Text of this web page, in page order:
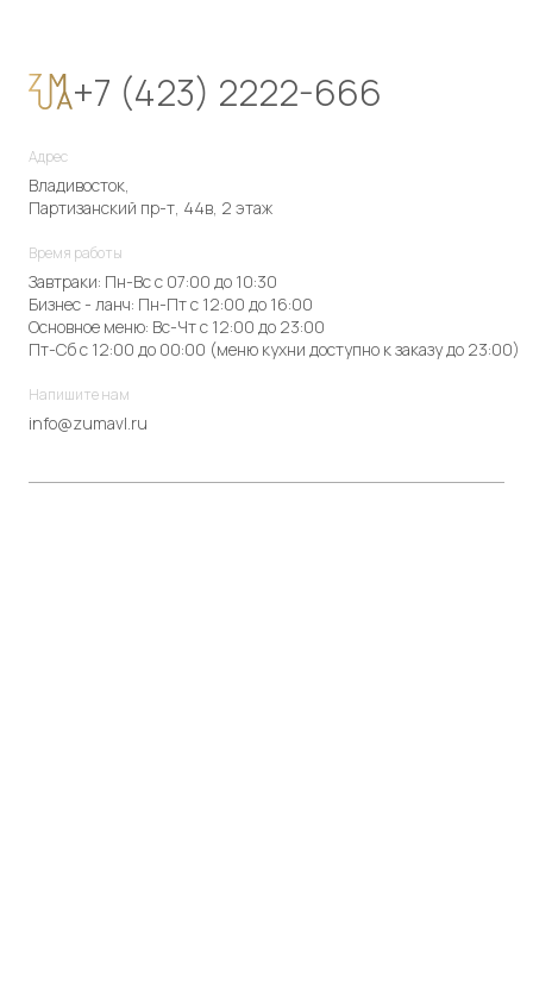
+7 (423) 2222-666
Адрес
Владивосток,
Партизанский пр-т, 44в, 2 этаж
Время работы
Завтраки: Пн-Вс с 07:00 до 10:30
Бизнес - ланч: Пн-Пт с 12:00 до 16:00
Основное меню: Вс-Чт с 12:00 до 23:00
Пт-Сб с 12:00 до 00:00 (меню кухни доступно к заказу до 23:00)
Напишите нам
info@zumavl.ru